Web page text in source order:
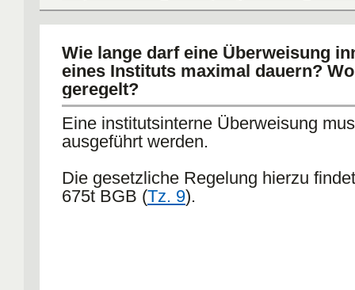
Wie lange darf eine Überweisung
eines Instituts maximal dauern?
geregelt?
Eine institutsinterne Überweisung
ausgeführt werden.
Die gesetzliche Regelung hierzu
675t BGB (Tz. 9).